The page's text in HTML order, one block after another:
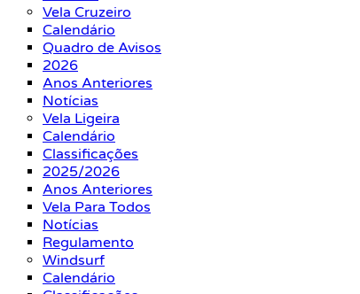
Vela Cruzeiro
Calendário
Quadro de Avisos
2026
Anos Anteriores
Notícias
Vela Ligeira
Calendário
Classificações
2025/2026
Anos Anteriores
Vela Para Todos
Notícias
Regulamento
Windsurf
Calendário